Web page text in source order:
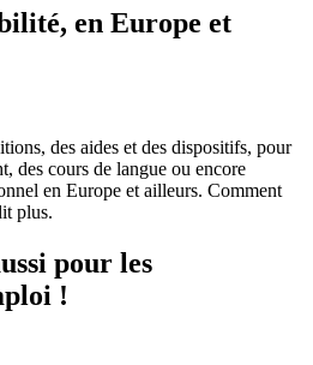
en Europe et
des aides et des dispositifs, pour
des cours de langue ou encore
en Europe et ailleurs. Comment
plus.
pour les
!